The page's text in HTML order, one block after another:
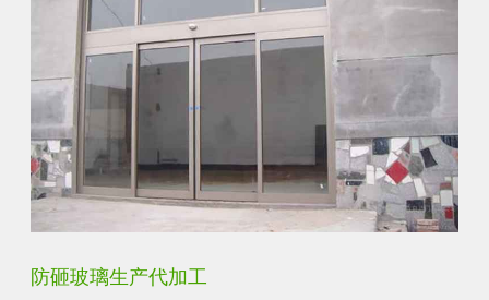
生产代加工